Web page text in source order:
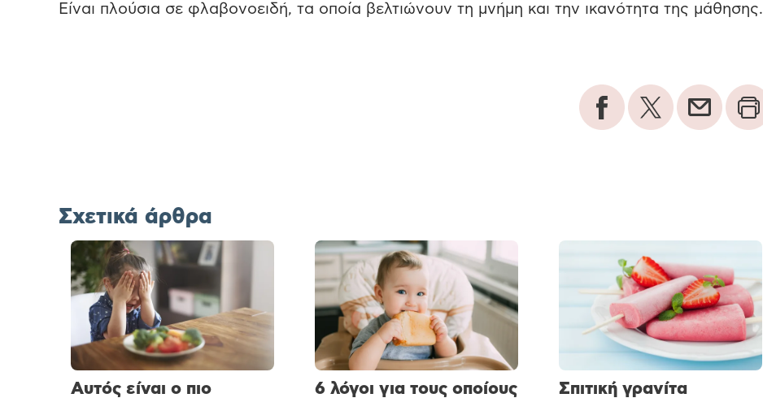
Είναι πλούσια σε φλαβονοειδή, τα οποία βελτιώνουν τη μνήμη και την ικανότητα της μάθησης.
Σχετικά άρθρα
Αυτός είναι ο πιο
6 λόγοι για τους οποίους
Σπιτική γρανίτα